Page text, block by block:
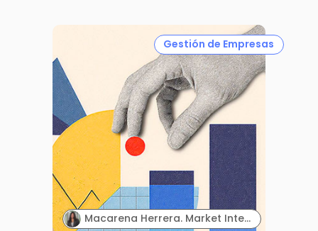
Gestión de Empresas
Macarena Herrera. Market Intelligence Specialist. Farmaprojects (Polpharma Group).